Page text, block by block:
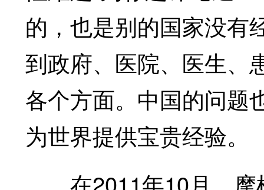
的，也是别的国家没有
到政府、医院、医生、
各个方面。中国的问题
为世界提供宝贵经验。
在2011年10月，摩